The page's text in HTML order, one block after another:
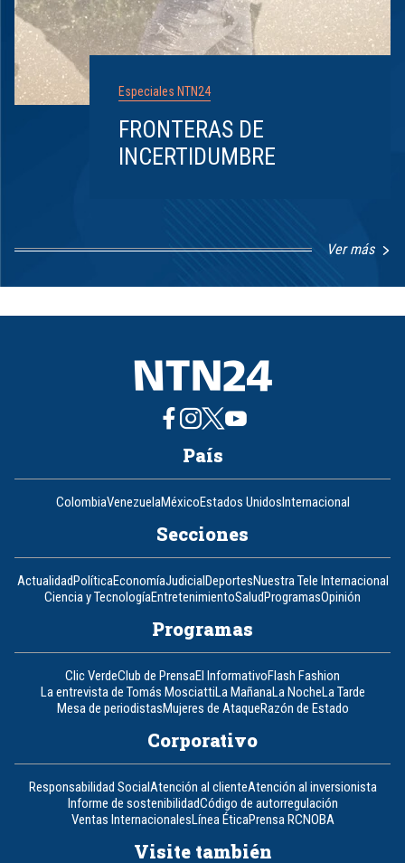
Especiales NTN24
FRONTERAS DE
INCERTIDUMBRE
Ver más
1
8
País
ColombiaVenezuelaMéxicoEstados UnidosInternacional
Secciones
ActualidadPolíticaEconomíaJudicialDeportesNuestra Tele Internacional
Ciencia y TecnologíaEntretenimientoSaludProgramasOpinión
Programas
Clic VerdeClub de PrensaEl InformativoFlash Fashion
La entrevista de Tomás MosciattiLa MañanaLa NocheLa Tarde
Mesa de periodistasMujeres de AtaqueRazón de Estado
Corporativo
Responsabilidad SocialAtención al clienteAtención al inversionista
Informe de sostenibilidadCódigo de autorregulación
Ventas InternacionalesLínea ÉticaPrensa RCNOBA
Visite también